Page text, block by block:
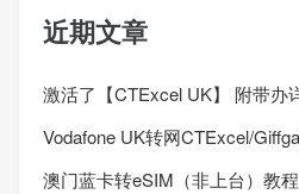
近期文章
激活了【CTExcel UK】 附带办
Vodafone UK转网CTExcel/
澳门蓝卡转eSIM（非上台）教程